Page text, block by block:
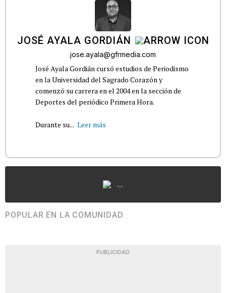
JOSÉ AYALA GORDIÁN
jose.ayala@gfrmedia.com
José Ayala Gordián cursó estudios de Periodismo
en la Universidad del Sagrado Corazón y
comenzó su carrera en el 2004 en la sección de
Deportes del periódico Primera Hora.
Durante su... Leer más
...
POPULAR EN LA COMUNIDAD
PUBLICIDAD